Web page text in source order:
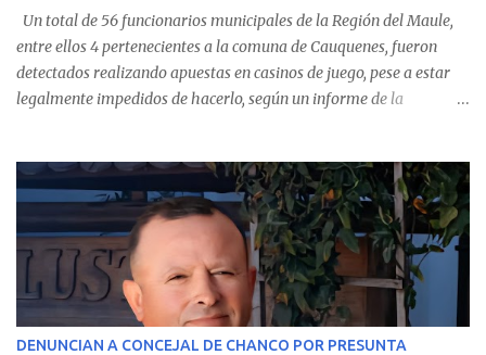
Un total de 56 funcionarios municipales de la Región del Maule,
entre ellos 4 pertenecientes a la comuna de Cauquenes, fueron
detectados realizando apuestas en casinos de juego, pese a estar
legalmente impedidos de hacerlo, según un informe de la
estableció que estos funcionarios —quienes administran o
custodian fondos públicos— efectuaron transacciones por un
monto total de $116.075.918 entre enero de 2024 y junio de 2025.
En el detalle regional, se indica que en la comuna de Cauquenes se
identificó a cuatro funcionarios involucrados en este tipo de
operaciones. Asimismo, se precisa que uno de los casos
corresponde a un funcionario de la Municipalidad de Chanco,
DENUNCIAN A CONCEJAL DE CHANCO POR PRESUNTA